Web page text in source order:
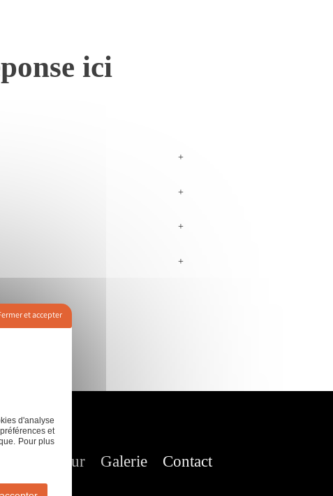
ici
+
+
+
+
de mur Galerie Contact
et accepter
d'analyse
et
Pour plus